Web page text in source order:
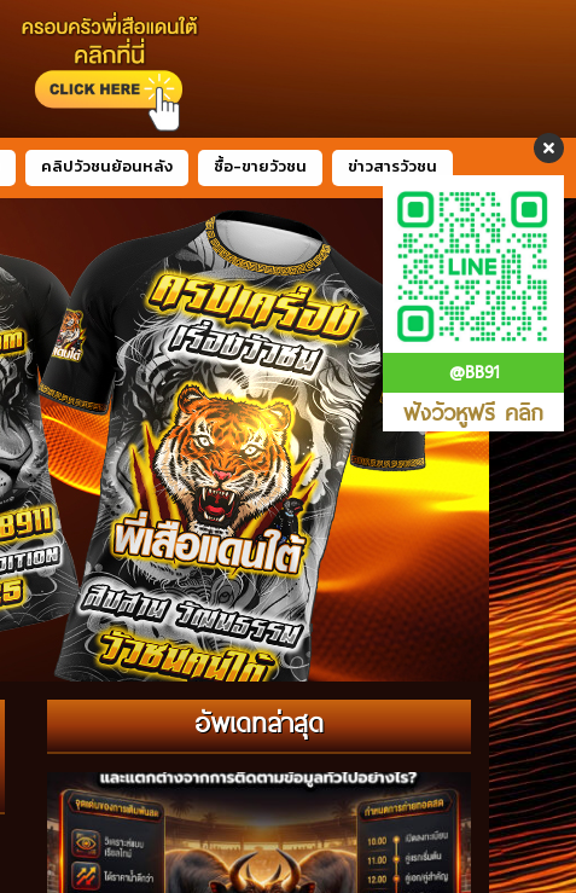
@BB91
ฟังวัวหูฟรี คลิก
คลิปวัวชนย้อนหลัง ซื้อ-ขายวัวชน ข่าวสารวัวชน
อัพเดทล่าสุด